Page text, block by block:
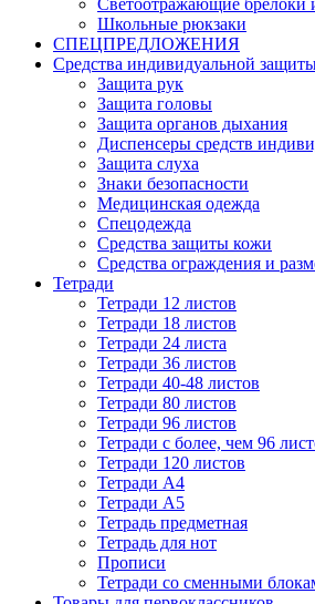
Светоотражающие брелоки
Школьные рюкзаки
СПЕЦПРЕДЛОЖЕНИЯ
Средства индивидуальной
Защита рук
Защита головы
Защита органов дыхания
Диспенсеры средств
Защита слуха
Знаки безопасности
Медицинская одежда
Спецодежда
Средства защиты кожи
Средства ограждения и
Тетради
Тетради 12 листов
Тетради 18 листов
Тетради 24 листа
Тетради 36 листов
Тетради 40-48 листов
Тетради 80 листов
Тетради 96 листов
Тетради с более, чем 96
Тетради 120 листов
Тетради А4
Тетради А5
Тетрадь предметная
Тетрадь для нот
Прописи
Тетради со сменными